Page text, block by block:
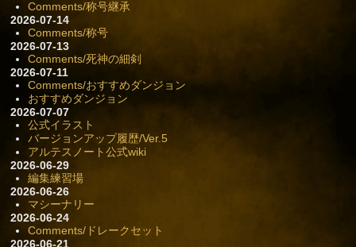
Comments/称号継承
2026-07-14
Comments/称号
2026-07-13
Comments/死神の細剣
2026-07-11
Comments/おすすめダンジョン
おすすめダンジョン
2026-07-07
公式イラスト
バージョンアップ履歴/Ver.5
アルテスノート公式wiki
2026-06-29
編集練習場
2026-06-26
マシーナリー
2026-06-24
Comments/ドレークセット
2026-06-21